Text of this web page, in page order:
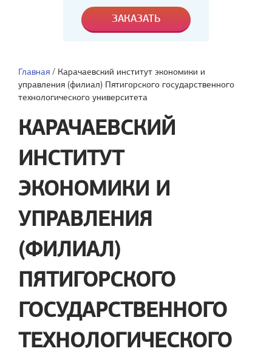
Главная / Карачаевский институт экономики и
управления (филиал) Пятигорского государственного
технологического университета
КАРАЧАЕВСКИЙ
ИНСТИТУТ
ЭКОНОМИКИ И
УПРАВЛЕНИЯ
(ФИЛИАЛ)
ПЯТИГОРСКОГО
ГОСУДАРСТВЕННОГО
ТЕХНОЛОГИЧЕСКОГО